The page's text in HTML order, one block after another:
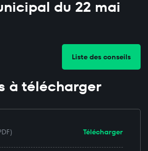
du 22 mai
Liste des conseils
à télécharger
Télécharger